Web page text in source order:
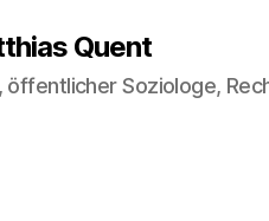
Quent
öffentlicher Soziologe,